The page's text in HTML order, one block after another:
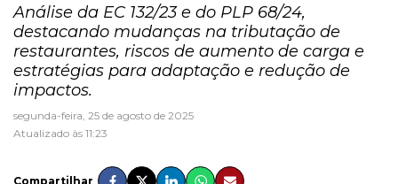
Análise da EC 132/23 e do PLP 68/24,
destacando mudanças na tributação de
restaurantes, riscos de aumento de carga e
estratégias para adaptação e redução de
impactos.
segunda-feira, 25 de agosto de 2025
Atualizado às 11:23
Compartilhar